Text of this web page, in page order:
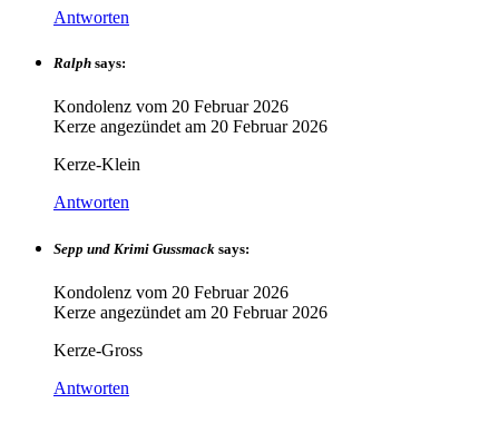
Antworten
Ralph says:
Kondolenz vom 20 Februar 2026
Kerze angezündet am 20 Februar 2026
Kerze-Klein
Antworten
Sepp und Krimi Gussmack says:
Kondolenz vom 20 Februar 2026
Kerze angezündet am 20 Februar 2026
Kerze-Gross
Antworten